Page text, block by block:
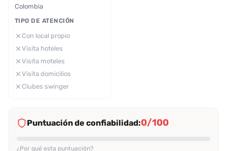
Colombia
TIPO DE ATENCIÓN
Con local propio
Visita hoteles
Visita moteles
Visita domicilios
Clubes swinger
Puntuación de confiabilidad:0/100
¿Por qué esta puntuación?